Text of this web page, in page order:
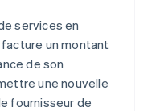
services en
un montant
de son
une nouvelle
fournisseur de